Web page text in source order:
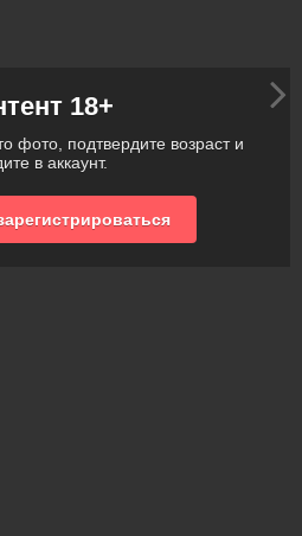
18+
фото, подтвердите возраст и
в аккаунт.